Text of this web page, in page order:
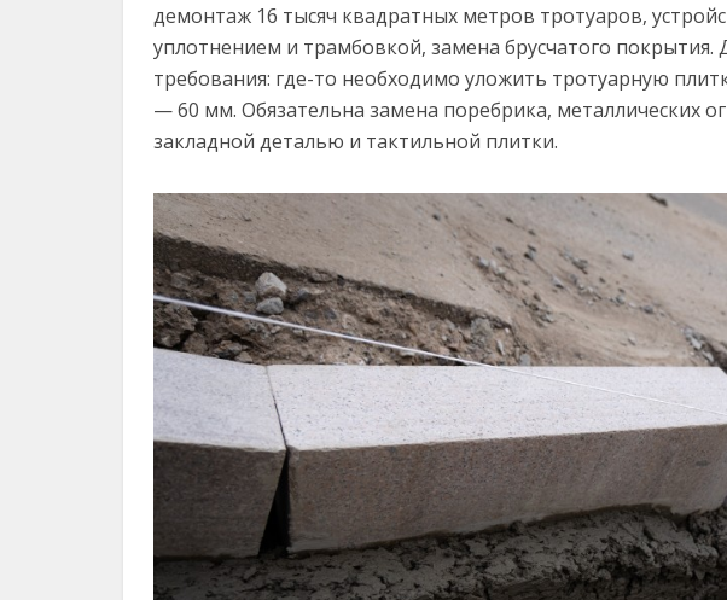
демонтаж 16 тысяч квадратных метров тротуаров,
уплотнением и трамбовкой, замена брусчатого
требования: где-то необходимо уложить тротуарную
— 60 мм. Обязательна замена поребрика, металлических
закладной деталью и тактильной плитки.